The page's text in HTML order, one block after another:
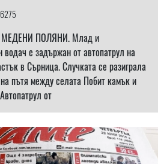
6275
ПОЛЯНИ. Млад и
водач е задържан от автопатрул на
в Сърница. Случката се разиграла
пътя между селата Побит камък и
от